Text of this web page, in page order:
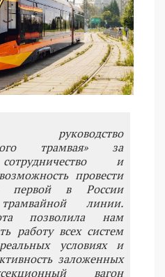
руководство
трамвая» за
и
провести
первой в России
линии.
позволила нам
работу всех систем
условиях и
заложенных
вагон